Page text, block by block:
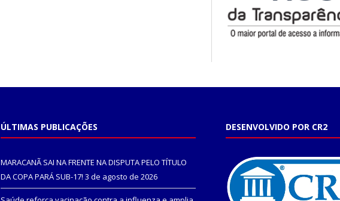
ÚLTIMAS PUBLICAÇÕES
MARACANÃ SAI NA FRENTE NA DISPUTA PELO TÍTULO
DA COPA PARÁ SUB-17! 3 de agosto de 2026
DESENVOLVIDO POR CR2